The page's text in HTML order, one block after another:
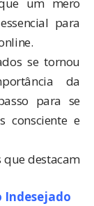
um mero
para
se tornou
da
para se
e
que destacam
Indesejado